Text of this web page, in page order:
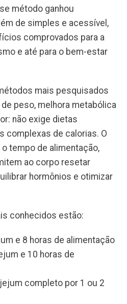
método ganhou
de simples e acessível,
comprovados para a
e até para o bem-estar
mais pesquisados
peso, melhora metabólica
não exige dietas
complexas de calorias. O
tempo de alimentação,
ao corpo resetar
hormônios e otimizar
conhecidos estão:
e 8 horas de alimentação
e 10 horas de
jejum completo por 1 ou 2